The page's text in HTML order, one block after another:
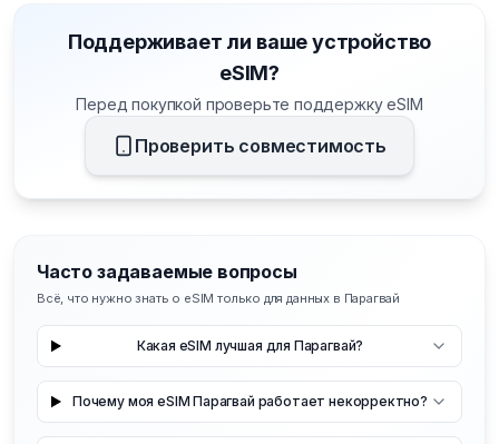
Поддерживает ли ваше устройство
eSIM?
Перед покупкой проверьте поддержку eSIM
Проверить совместимость
Часто задаваемые вопросы
Всё, что нужно знать о eSIM только для данных в Парагвай
Какая eSIM лучшая для Парагвай?
Почему моя eSIM Парагвай работает некорректно?